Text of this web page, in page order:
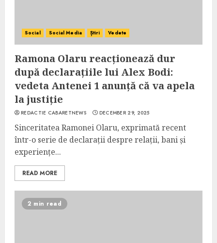
Social Social Media Știri Vedete
Ramona Olaru reacționează dur
după declarațiile lui Alex Bodi:
vedeta Antenei 1 anunță că va apela
la justiție
REDACTIE CABARETNEWS DECEMBER 29, 2025
Sinceritatea Ramonei Olaru, exprimată recent
într-o serie de declarații despre relații, bani și
experiențe...
READ MORE
2 min read